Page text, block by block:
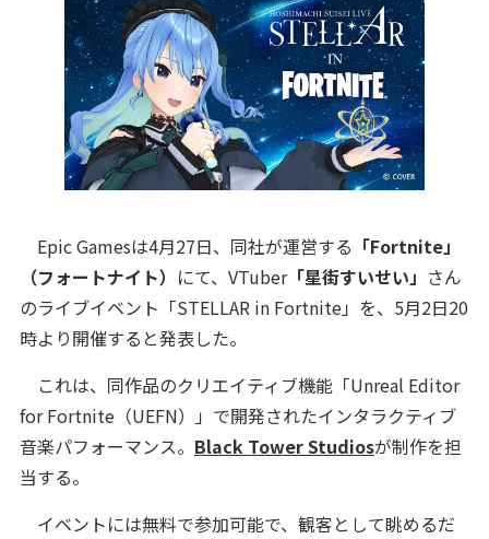
Epic Gamesは4月27日、同社が運営する 「Fortnite」
（フォートナイト） にて、VTuber「星街すいせい」 さん
のライブイベント「STELLAR in Fortnite」を、5月2日20
時より開催すると発表した。
これは、同作品のクリエイティブ機能「Unreal Editor
for Fortnite（UEFN）」で開発されたインタラクティブ
音楽パフォーマンス。 Black Tower Studiosが制作を担
当する。
イベントには無料で参加可能で、観客として眺めるだ